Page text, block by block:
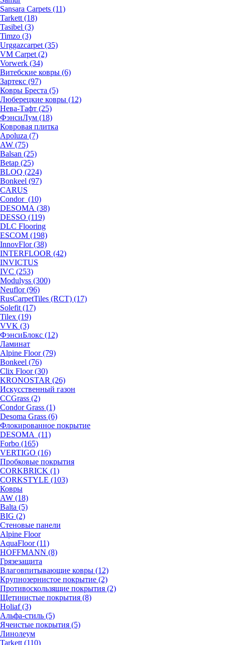
Sansara Carpets (11)
Tarkett (18)
Tasibel (3)
Timzo (3)
Urggazcarpet (35)
VM Carpet (2)
Vorwerk (34)
Витебские ковры (6)
Зартекс (97)
Ковры Бреста (5)
Люберецкие ковры (12)
Нева-Тафт (25)
ФэнсиЛум (18)
Ковровая плитка
Apoluza (7)
AW (75)
Balsan (25)
Betap (25)
BLOQ (224)
Bonkeel (97)
CARUS
Condor (10)
DESOMA (38)
DESSO (119)
DLC Flooring
ESCOM (198)
InnovFlor (38)
INTERFLOOR (42)
INVICTUS
IVC (253)
Modulyss (300)
Neuflor (96)
RusCarpetTiles (RCT) (17)
Solefit (17)
Tilex (19)
VVK (3)
ФэнсиБлокс (12)
Ламинат
Alpine Floor (79)
Bonkeel (76)
Clix Floor (30)
KRONOSTAR (26)
Искусственный газон
CCGrass (2)
Condor Grass (1)
Desoma Grass (6)
Флокированное покрытие
DESOMA (11)
Forbo (165)
VERTIGO (16)
Пробковые покрытия
CORKBRICK (1)
CORKSTYLE (103)
Ковры
AW (18)
Balta (5)
BIG (2)
Стеновые панели
Alpine Floor
AquaFloor (11)
HOFFMANN (8)
Грязезащита
Влаговпитывающие ковры (12)
Крупнозернистое покрытие (2)
Противоскользящие покрытия (2)
Щетинистые покрытия (8)
Holiaf (3)
Альфа-стиль (5)
Ячеистые покрытия (5)
Линолеум
Tarkett (110)